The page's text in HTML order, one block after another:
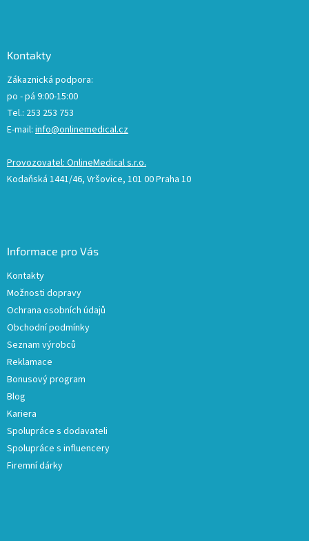
Kontakty
Zákaznická podpora:
po - pá 9:00-15:00
Tel.: 253 253 753
E-mail: info@onlinemedical.cz
Provozovatel: OnlineMedical s.r.o.
Kodaňská 1441/46, Vršovice, 101 00 Praha 10
Informace pro Vás
Kontakty
Možnosti dopravy
Ochrana osobních údajů
Obchodní podmínky
Seznam výrobců
Reklamace
Bonusový program
Blog
Kariera
Spolupráce s dodavateli
Spolupráce s influencery
Firemní dárky